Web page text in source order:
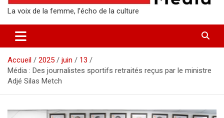
La voix de la femme, l’écho de la culture
Accueil 2025 juin
13
Média : Des journalistes sportifs retraités reçus par le ministre
Adjé Silas Metch